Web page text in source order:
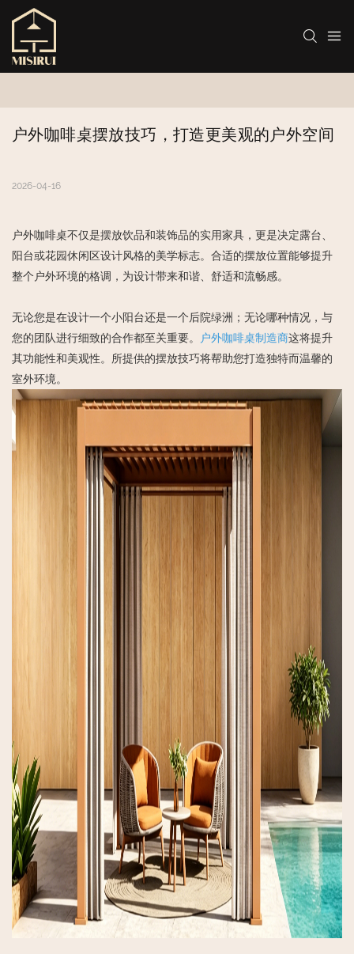
户外咖啡桌摆放技巧，打造更美观的户外空间
2026-04-16
户外咖啡桌不仅是摆放饮品和装饰品的实用家具，更是决定露台、
阳台或花园休闲区设计风格的美学标志。合适的摆放位置能够提升
整个户外环境的格调，为设计带来和谐、舒适和流畅感。
无论您是在设计一个小阳台还是一个后院绿洲；无论哪种情况，与
您的团队进行细致的合作都至关重要。
户外咖啡桌制造商这将提升
其功能性和美观性。所提供的摆放技巧将帮助您打造独特而温馨的
室外环境。